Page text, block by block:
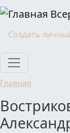
Перейти к
Моя
Создать
Главная